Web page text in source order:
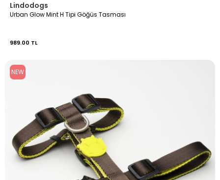
Lindodogs
Urban Glow Mint H Tipi Göğüs Tasması
989.00 TL
NEW